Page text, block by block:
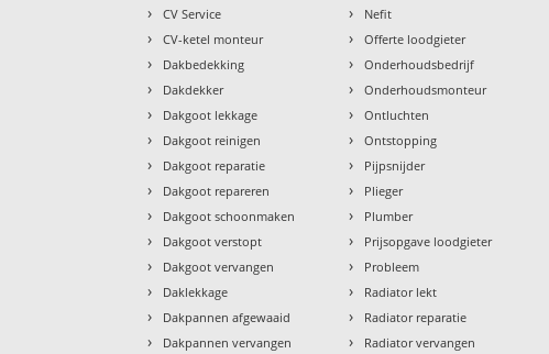
› CV Service
› CV-ketel monteur
› Dakbedekking
› Dakdekker
› Dakgoot lekkage
› Dakgoot reinigen
› Dakgoot reparatie
› Dakgoot repareren
› Dakgoot schoonmaken
› Dakgoot verstopt
› Dakgoot vervangen
› Daklekkage
› Dakpannen afgewaaid
› Dakpannen vervangen
› Nefit
› Offerte loodgieter
› Onderhoudsbedrijf
› Onderhoudsmonteur
› Ontluchten
› Ontstopping
› Pijpsnijder
› Plieger
› Plumber
› Prijsopgave loodgieter
› Probleem
› Radiator lekt
› Radiator reparatie
› Radiator vervangen